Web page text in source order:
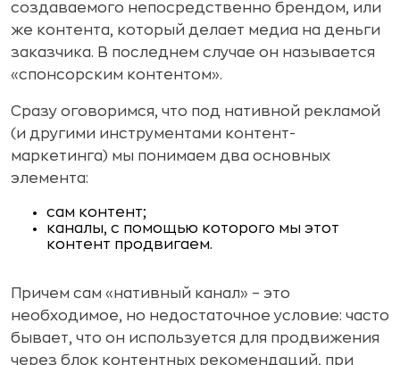
создаваемого непосредственно брендом, или
же контента, который делает медиа на деньги
заказчика. В последнем случае он называется
«спонсорским контентом».
Сразу оговоримся, что под нативной рекламой
(и другими инструментами контент-
маркетинга) мы понимаем два основных
элемента:
сам контент;
каналы, с помощью которого мы этот
контент продвигаем.
Причем сам «нативный канал» – это
необходимое, но недостаточное условие: часто
бывает, что он используется для продвижения
через блок контентных рекомендаций, при